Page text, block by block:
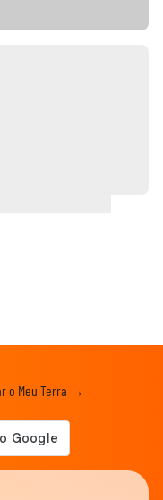
o Meu Terra →